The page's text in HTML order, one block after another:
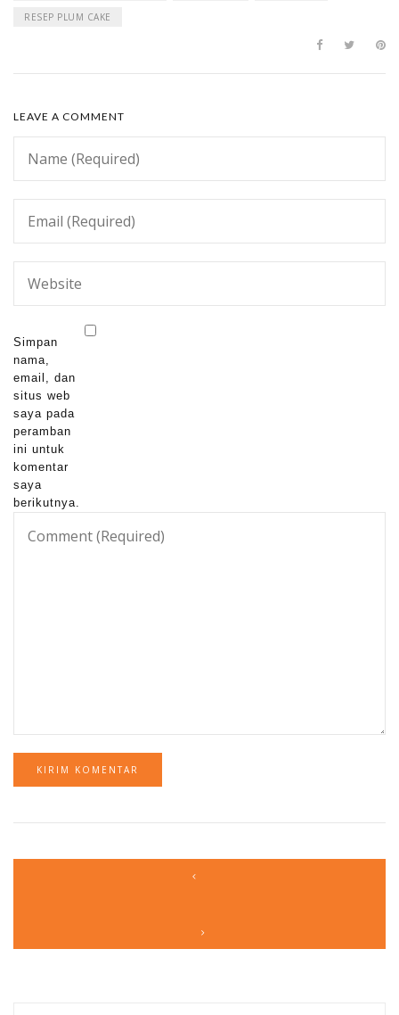
RESEP PLUM CAKE
LEAVE A COMMENT
Simpan
nama,
email, dan
situs web
saya pada
peramban
ini untuk
komentar
saya
berikutnya.